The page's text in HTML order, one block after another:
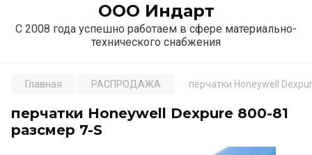
ООО Индарт
С 2008 года успешно работаем в сфере материально-
технического снабжения
Главная РАСПРОДАЖА перчатки Honeywell
перчатки Honeywell Dexpure 800-81
разсмер 7-S